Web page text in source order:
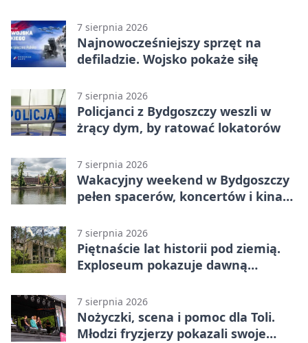
7 sierpnia 2026
Najnowocześniejszy sprzęt na
defiladzie. Wojsko pokaże siłę
7 sierpnia 2026
Policjanci z Bydgoszczy weszli w
żrący dym, by ratować lokatorów
7 sierpnia 2026
Wakacyjny weekend w Bydgoszczy
pełen spacerów, koncertów i kina
7 sierpnia 2026
Piętnaście lat historii pod ziemią.
Exploseum pokazuje dawną
7 sierpnia 2026
Nożyczki, scena i pomoc dla Toli.
Młodzi fryzjerzy pokazali swoje